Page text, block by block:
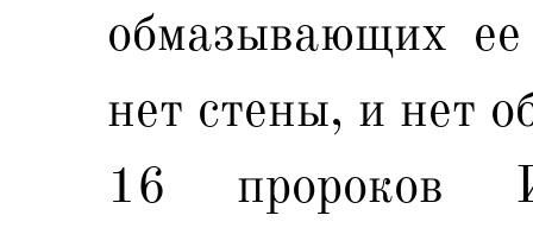
обмазывающих
нет стены, и нет
16 пророков